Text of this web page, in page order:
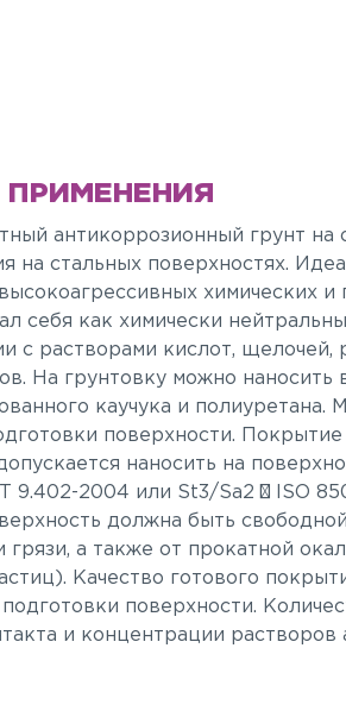
антикоррозионный грунт на
на стальных поверхностях.
химических
себя как химически
с растворами кислот, щелочей,
На грунтовку можно наносить
каучука и полиуретана.
поверхности.
наносить на
9.402-2004 или St3/Sa2 ½ ISO
должна быть
грязи, а также от прокатной
Качество готового
поверхности.
и концентрации растворов